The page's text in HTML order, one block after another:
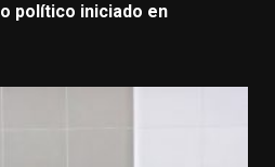
político iniciado en